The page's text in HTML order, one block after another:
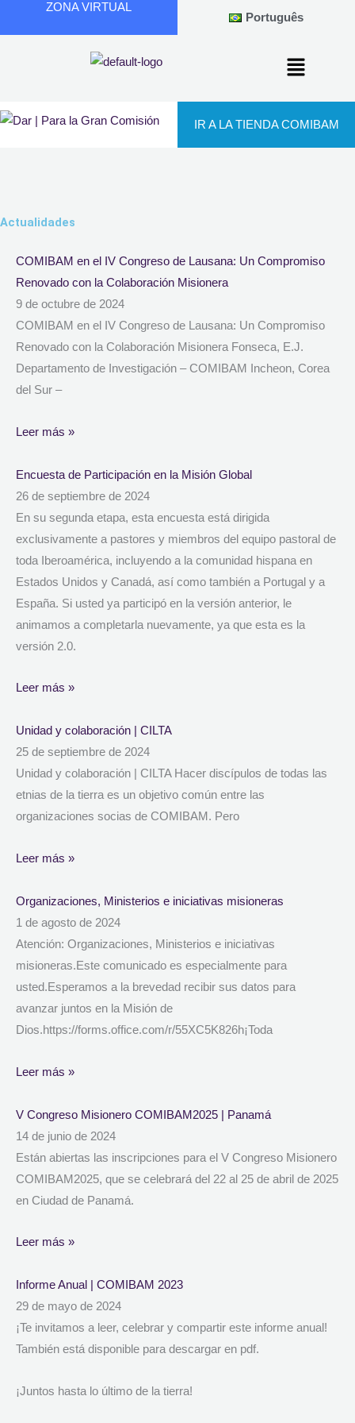
ZONA VIRTUAL
Português
IR A LA TIENDA COMIBAM
Actualidades
COMIBAM en el IV Congreso de Lausana: Un Compromiso
Renovado con la Colaboración Misionera
9 de octubre de 2024
COMIBAM en el IV Congreso de Lausana: Un Compromiso
Renovado con la Colaboración Misionera Fonseca, E.J.
Departamento de Investigación – COMIBAM Incheon, Corea
del Sur –
Leer más »
Encuesta de Participación en la Misión Global
26 de septiembre de 2024
En su segunda etapa, esta encuesta está dirigida
exclusivamente a pastores y miembros del equipo pastoral de
toda Iberoamérica, incluyendo a la comunidad hispana en
Estados Unidos y Canadá, así como también a Portugal y a
España. Si usted ya participó en la versión anterior, le
animamos a completarla nuevamente, ya que esta es la
versión 2.0.
Leer más »
Unidad y colaboración | CILTA
25 de septiembre de 2024
Unidad y colaboración | CILTA Hacer discípulos de todas las
etnias de la tierra es un objetivo común entre las
organizaciones socias de COMIBAM. Pero
Leer más »
Organizaciones, Ministerios e iniciativas misioneras
1 de agosto de 2024
Atención: Organizaciones, Ministerios e iniciativas
misioneras.Este comunicado es especialmente para
usted.Esperamos a la brevedad recibir sus datos para
avanzar juntos en la Misión de
Dios.https://forms.office.com/r/55XC5K826h¡Toda
Leer más »
V Congreso Misionero COMIBAM2025 | Panamá
14 de junio de 2024
Están abiertas las inscripciones para el V Congreso Misionero
COMIBAM2025, que se celebrará del 22 al 25 de abril de 2025
en Ciudad de Panamá.
Leer más »
Informe Anual | COMIBAM 2023
29 de mayo de 2024
¡Te invitamos a leer, celebrar y compartir este informe anual!
También está disponible para descargar en pdf.
¡Juntos hasta lo último de la tierra!